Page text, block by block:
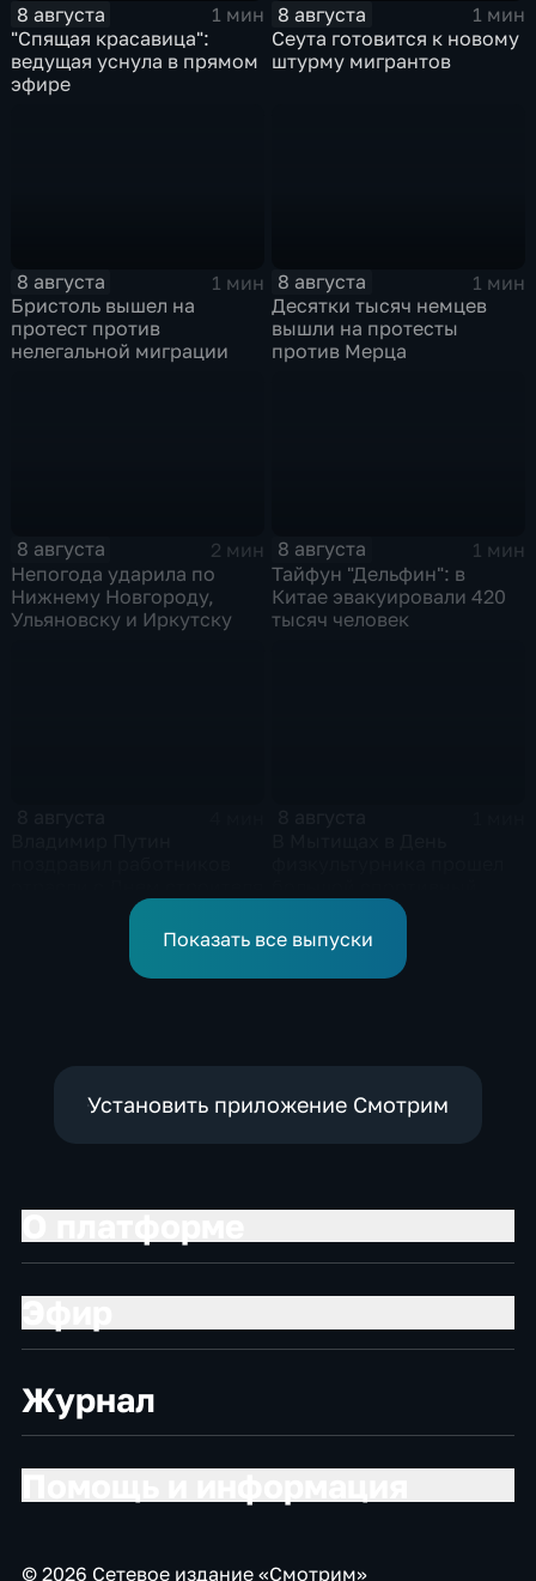
8 августа
1 мин
"Спящая красавица":
ведущая уснула в прямом
эфире
8 августа
1 мин
Сеута готовится к новому
штурму мигрантов
8 августа
1 мин
Бристоль вышел на
протест против
нелегальной миграции
8 августа
1 мин
Десятки тысяч немцев
вышли на протесты
против Мерца
8 августа
2 мин
Непогода ударила по
Нижнему Новгороду,
Ульяновску и Иркутску
8 августа
1 мин
Тайфун "Дельфин": в
Китае эвакуировали 420
тысяч человек
Показать все выпуски
Установить приложение Смотрим
Журнал
© 2026 Сетевое издание «Смотрим»